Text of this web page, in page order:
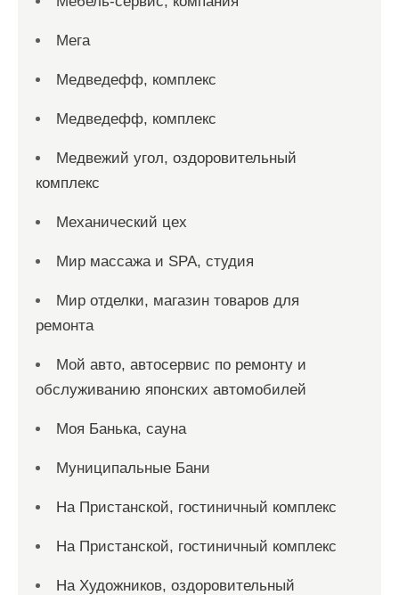
Мега
Медведефф, комплекс
Медведефф, комплекс
Медвежий угол, оздоровительный
комплекс
Механический цех
Мир массажа и SPA, студия
Мир отделки, магазин товаров для
ремонта
Мой авто, автосервис по ремонту и
обслуживанию японских автомобилей
Моя Банька, сауна
Муниципальные Бани
На Пристанской, гостиничный комплекс
На Пристанской, гостиничный комплекс
На Художников, оздоровительный